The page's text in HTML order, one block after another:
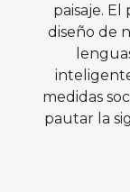
paisaje.
diseño de
medidas
pautar la